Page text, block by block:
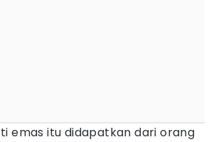
emas itu didapatkan dari orang